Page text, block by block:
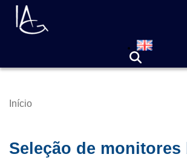
Pular
para
Trilha
Início
Seleção de